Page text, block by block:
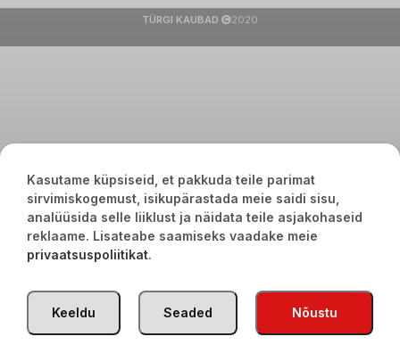
TÜRGI KAUBAD 2020
Kasutame küpsiseid, et pakkuda teile parimat
sirvimiskogemust, isikupärastada meie saidi sisu,
analüüsida selle liiklust ja näidata teile asjakohaseid
reklaame. Lisateabe saamiseks vaadake meie
privaatsuspoliitikat.
Nõustu
Seaded
Keeldu